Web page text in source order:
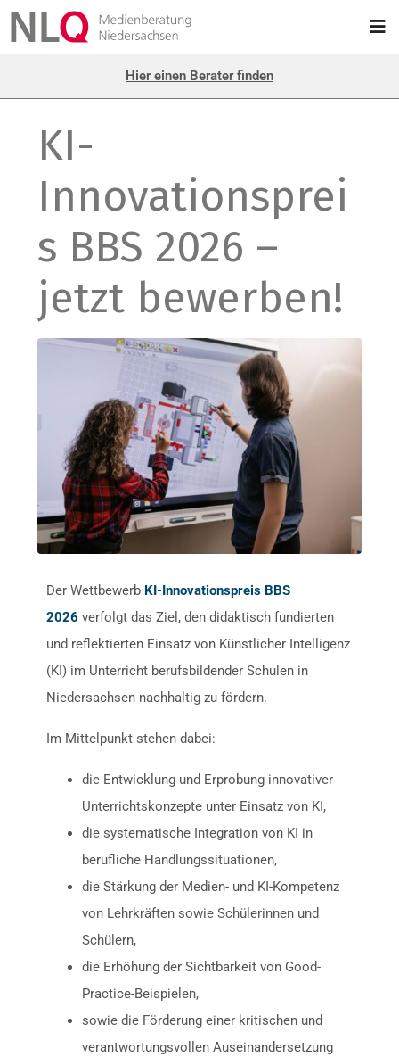
Hier einen Berater finden
KI-
Innovationsprei
s BBS 2026 –
jetzt bewerben!
Der Wettbewerb KI-Innovationspreis BBS
2026 verfolgt das Ziel, den didaktisch fundierten
und reflektierten Einsatz von Künstlicher Intelligenz
(KI) im Unterricht berufsbildender Schulen in
Niedersachsen nachhaltig zu fördern.
Im Mittelpunkt stehen dabei:
die Entwicklung und Erprobung innovativer
Unterrichtskonzepte unter Einsatz von KI,
die systematische Integration von KI in
berufliche Handlungssituationen,
die Stärkung der Medien- und KI-Kompetenz
von Lehrkräften sowie Schülerinnen und
Schülern,
die Erhöhung der Sichtbarkeit von Good-
Practice-Beispielen,
sowie die Förderung einer kritischen und
verantwortungsvollen Auseinandersetzung